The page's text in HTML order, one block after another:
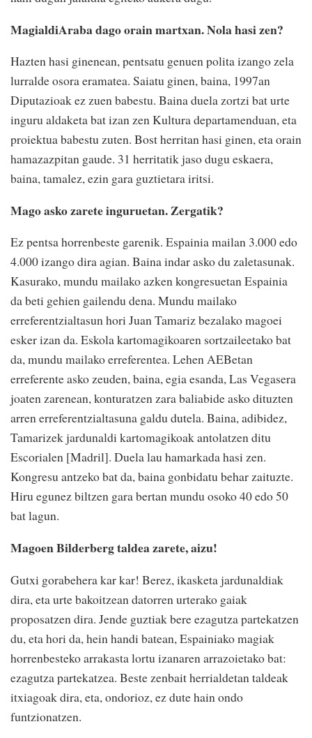
MagialdiAraba dago orain martxan. Nola hasi zen?
Hazten hasi ginenean, pentsatu genuen polita izango zela
lurralde osora eramatea. Saiatu ginen, baina, 1997an
Diputazioak ez zuen babestu. Baina duela zortzi bat urte
inguru aldaketa bat izan zen Kultura departamenduan, eta
proiektua babestu zuten. Bost herritan hasi ginen, eta orain
hamazazpitan gaude. 31 herritatik jaso dugu eskaera,
baina, tamalez, ezin gara guztietara iritsi.
Mago asko zarete inguruetan. Zergatik?
Ez pentsa horrenbeste garenik. Espainia mailan 3.000 edo
4.000 izango dira agian. Baina indar asko du zaletasunak.
Kasurako, mundu mailako azken kongresuetan Espainia
da beti gehien gailendu dena. Mundu mailako
erreferentzialtasun hori Juan Tamariz bezalako magoei
esker izan da. Eskola kartomagikoaren sortzaileetako bat
da, mundu mailako erreferentea. Lehen AEBetan
erreferente asko zeuden, baina, egia esanda, Las Vegasera
joaten zarenean, konturatzen zara baliabide asko dituzten
arren erreferentzialtasuna galdu dutela. Baina, adibidez,
Tamarizek jardunaldi kartomagikoak antolatzen ditu
Escorialen [Madril]. Duela lau hamarkada hasi zen.
Kongresu antzeko bat da, baina gonbidatu behar zaituzte.
Hiru egunez biltzen gara bertan mundu osoko 40 edo 50
bat lagun.
Magoen Bilderberg taldea zarete, aizu!
Gutxi gorabehera kar kar! Berez, ikasketa jardunaldiak
dira, eta urte bakoitzean datorren urterako gaiak
proposatzen dira. Jende guztiak bere ezagutza partekatzen
du, eta hori da, hein handi batean, Espainiako magiak
horrenbesteko arrakasta lortu izanaren arrazoietako bat:
ezagutza partekatzea. Beste zenbait herrialdetan taldeak
itxiagoak dira, eta, ondorioz, ez dute hain ondo
funtzionatzen.